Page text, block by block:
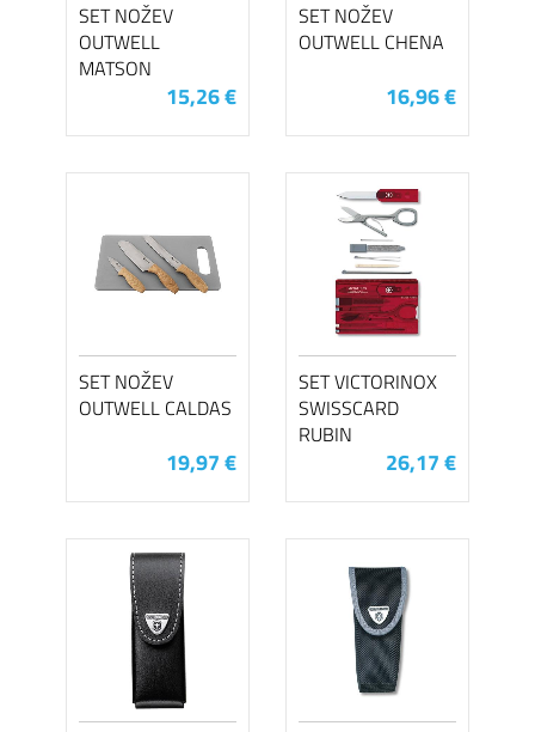
SET NOŽEV
OUTWELL
MATSON
15,26 €
SET NOŽEV
OUTWELL CHENA
16,96 €
SET NOŽEV
OUTWELL CALDAS
19,97 €
SET VICTORINOX
SWISSCARD
RUBIN
26,17 €